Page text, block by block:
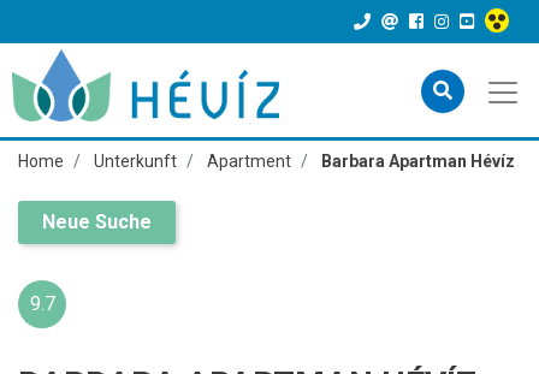
Home Unterkunft Apartment Barbara Apartman Hévíz
Neue Suche
9.7